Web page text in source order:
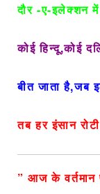
दौर -ए-इलेक्शन
कोई हिन्दू,कोई
बीत जाता
तब हर इंसान
” आज के वर्तमान